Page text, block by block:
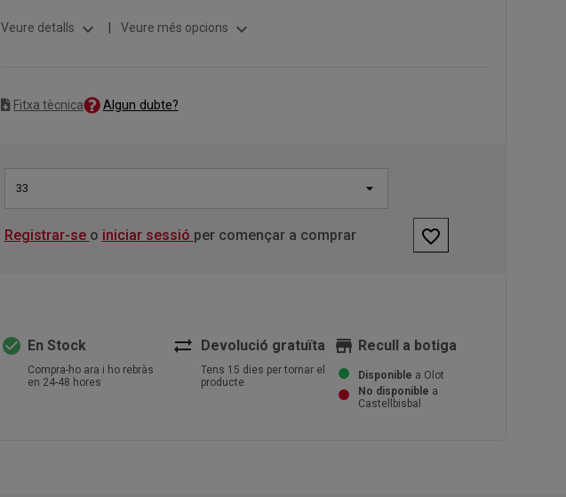
Veure detalls expand_more Veure més opcions expand_more
Fitxa tècnica Algun dubte?
33
Registrar-se o iniciar sessió per començar a comprar favorite_border
check_circle En Stock
Compra-ho ara i ho rebràs
en 24-48 hores
sync_alt Devolució gratuïta
Tens 15 dies per tornar el
producte
store Recull a botiga
Disponible a Olot
No disponible a
Castellbisbal